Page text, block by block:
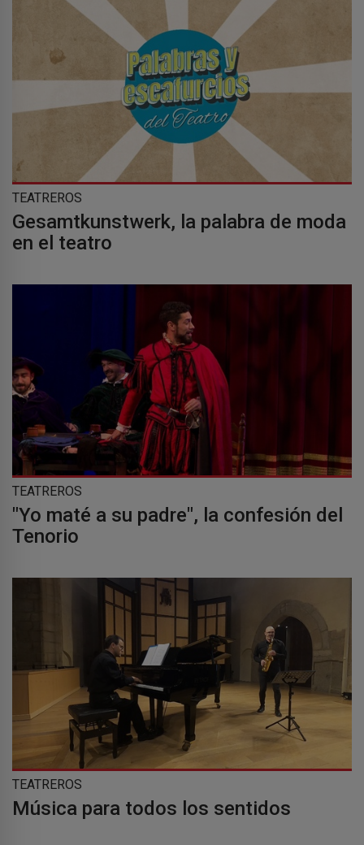
TEATREROS
Gesamtkunstwerk, la palabra de moda
en el teatro
TEATREROS
"Yo maté a su padre", la confesión del
Tenorio
TEATREROS
Música para todos los sentidos